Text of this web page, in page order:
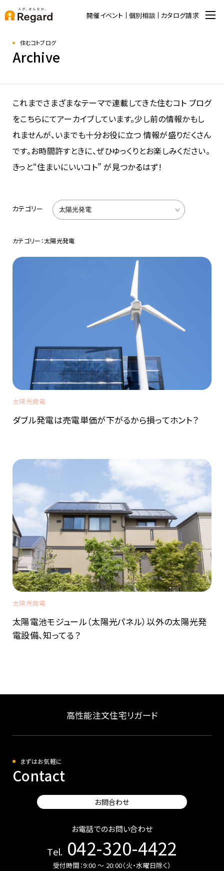
開催イベント 個別相談 カタログ請求
住むコトブログ
Archive
これまでさまざまなテーマで連載してきた住むコト ブログ
をこちらにてアーカイブしています。少し前の情報かもし
れませんが、いまでも十分お役に立つ 情報が盛りだくさん
です。お時間許すときに、ぜひゆっくりとお楽しみください。
きっと“住まいにいいコト” が見つかるはず!
カテゴリー：太陽光発電
カテゴリー 太陽光発電
太陽光発電
ダブル発電は売電単価が下がるから損ってホント？
太陽光発電
太陽電池モジュール（太陽光パネル）以外の太陽光発
電設備、知ってる？
高性能注文住宅リガード
まずはお気軽に
Contact
お問合わせ
お電話でのお問い合わせ
Tel. 042-320-4422
受付時間：9:00 〜 20:00（火・水曜日除く）